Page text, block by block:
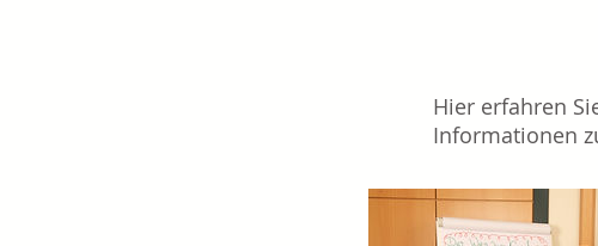
Hier erfahren
Informationen